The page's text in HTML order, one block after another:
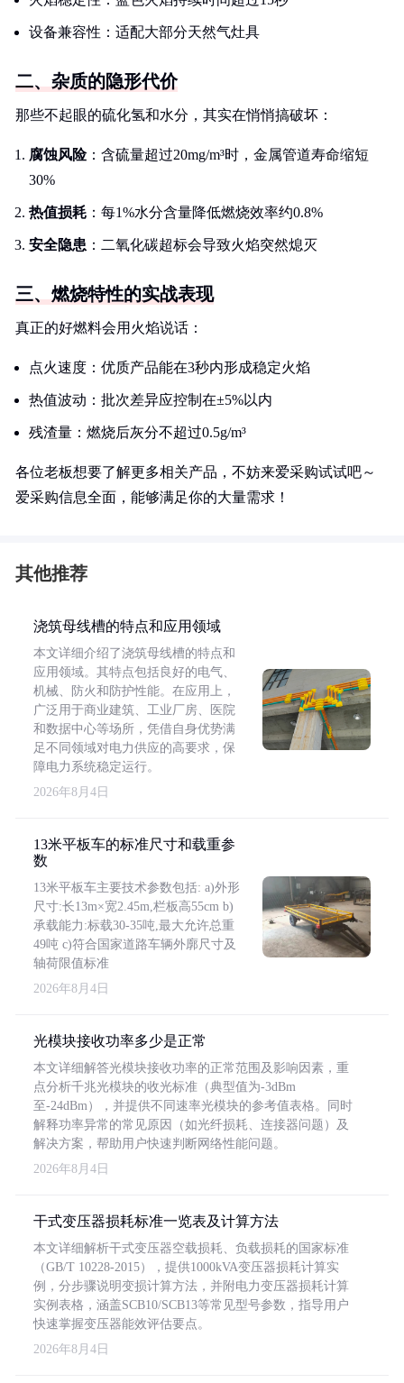
设备兼容性：适配大部分天然气灶具
二、杂质的隐形代价
那些不起眼的硫化氢和水分，其实在悄悄搞破坏：
腐蚀风险：含硫量超过20mg/m³时，金属管道寿命缩短
30%
热值损耗 ：每1%水分含量降低燃烧效率约0.8%
安全隐患 ：二氧化碳超标会导致火焰突然熄灭
三、燃烧特性的实战表现
真正的好燃料会用火焰说话：
点火速度：优质产品能在3秒内形成稳定火焰
热值波动：批次差异应控制在±5%以内
残渣量：燃烧后灰分不超过0.5g/m³
各位老板想要了解更多相关产品，不妨来爱采购试试吧～
爱采购信息全面，能够满足你的大量需求！
其他推荐
浇筑母线槽的特点和应用领域
本文详细介绍了浇筑母线槽的特点和
应用领域。其特点包括良好的电气、
机械、防火和防护性能。在应用上，
广泛用于商业建筑、工业厂房、医院
和数据中心等场所，凭借自身优势满
足不同领域对电力供应的高要求，保
障电力系统稳定运行。
2026年8月4日
13米平板车的标准尺寸和载重参
数
13米平板车主要技术参数包括: a)外形
尺寸:长13m×宽2.45m,栏板高55cm b)
承载能力:标载30-35吨,最大允许总重
49吨 c)符合国家道路车辆外廓尺寸及
轴荷限值标准
2026年8月4日
光模块接收功率多少是正常
本文详细解答光模块接收功率的正常范围及影响因素，重
点分析千兆光模块的收光标准（典型值为-3dBm
至-24dBm），并提供不同速率光模块的参考值表格。同时
解释功率异常的常见原因（如光纤损耗、连接器问题）及
解决方案，帮助用户快速判断网络性能问题。
2026年8月4日
干式变压器损耗标准一览表及计算方法
本文详细解析干式变压器空载损耗、负载损耗的国家标准
（GB/T 10228-2015），提供1000kVA变压器损耗计算实
例，分步骤说明变损计算方法，并附电力变压器损耗计算
实例表格，涵盖SCB10/SCB13等常见型号参数，指导用户
快速掌握变压器能效评估要点。
2026年8月4日